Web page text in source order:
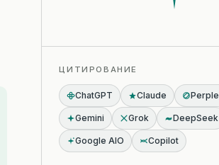
ЦИТИРОВАНИЕ
ChatGPT Claude
Gemini Grok DeepSeek
Google AIO Copilot